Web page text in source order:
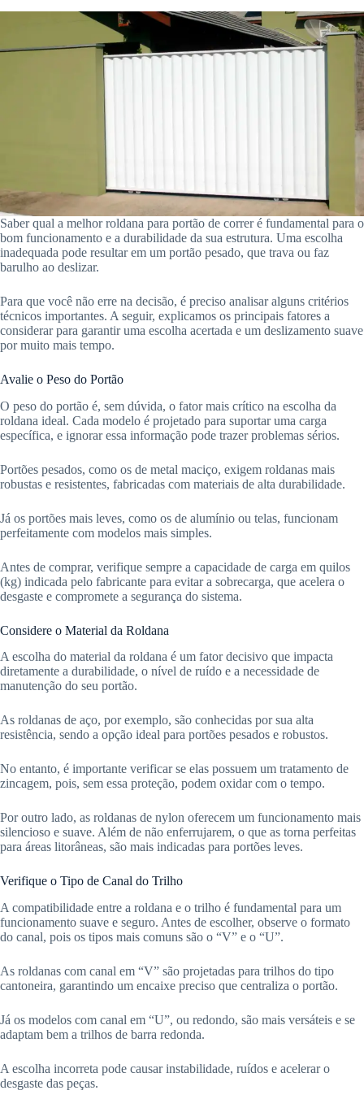
Saber qual a melhor roldana para portão de correr é fundamental para o
bom funcionamento e a durabilidade da sua estrutura. Uma escolha
inadequada pode resultar em um portão pesado, que trava ou faz
barulho ao deslizar.
Para que você não erre na decisão, é preciso analisar alguns critérios
técnicos importantes. A seguir, explicamos os principais fatores a
considerar para garantir uma escolha acertada e um deslizamento suave
por muito mais tempo.
Avalie o Peso do Portão
O peso do portão é, sem dúvida, o fator mais crítico na escolha da
roldana ideal. Cada modelo é projetado para suportar uma carga
específica, e ignorar essa informação pode trazer problemas sérios.
Portões pesados, como os de metal maciço, exigem roldanas mais
robustas e resistentes, fabricadas com materiais de alta durabilidade.
Já os portões mais leves, como os de alumínio ou telas, funcionam
perfeitamente com modelos mais simples.
Antes de comprar, verifique sempre a capacidade de carga em quilos
(kg) indicada pelo fabricante para evitar a sobrecarga, que acelera o
desgaste e compromete a segurança do sistema.
Considere o Material da Roldana
A escolha do material da roldana é um fator decisivo que impacta
diretamente a durabilidade, o nível de ruído e a necessidade de
manutenção do seu portão.
As roldanas de aço, por exemplo, são conhecidas por sua alta
resistência, sendo a opção ideal para portões pesados e robustos.
No entanto, é importante verificar se elas possuem um tratamento de
zincagem, pois, sem essa proteção, podem oxidar com o tempo.
Por outro lado, as roldanas de nylon oferecem um funcionamento mais
silencioso e suave. Além de não enferrujarem, o que as torna perfeitas
para áreas litorâneas, são mais indicadas para portões leves.
Verifique o Tipo de Canal do Trilho
A compatibilidade entre a roldana e o trilho é fundamental para um
funcionamento suave e seguro. Antes de escolher, observe o formato
do canal, pois os tipos mais comuns são o “V” e o “U”.
As roldanas com canal em “V” são projetadas para trilhos do tipo
cantoneira, garantindo um encaixe preciso que centraliza o portão.
Já os modelos com canal em “U”, ou redondo, são mais versáteis e se
adaptam bem a trilhos de barra redonda.
A escolha incorreta pode causar instabilidade, ruídos e acelerar o
desgaste das peças.